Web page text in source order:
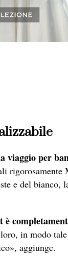
viaggio per
rigorosamente
e del bianco,
è
in modo
aggiunge.